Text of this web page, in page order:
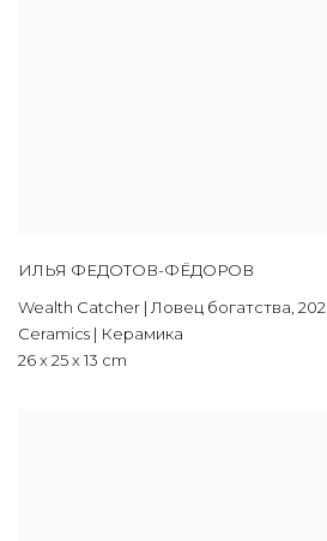
ИЛЬЯ ФЕДОТОВ-ФЁДОРОВ
Wealth Catcher | Ловец богатства,
Ceramics | Керамика
26 х 25 х 13 cm